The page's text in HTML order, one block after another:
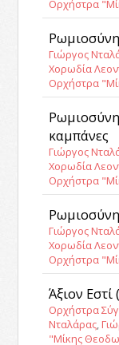
Ορχήστρα
Γιώργος
Χορωδία
Ορχήστρα
καμπάνες
Γιώργος
Χορωδία
Ορχήστρα
Γιώργος
Χορωδία
Ορχήστρα
Άξιον Εστί
Ορχήστρα
Νταλάρας,
"Μίκης